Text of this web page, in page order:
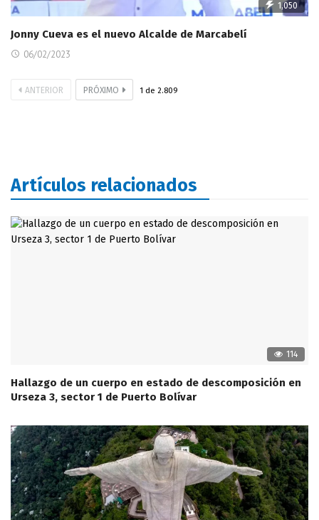
1,050
Jonny Cueva es el nuevo Alcalde de Marcabelí
06/02/2023
ANTERIOR PRÓXIMO 1 de 2.809
Artículos relacionados
114
Hallazgo de un cuerpo en estado de descomposición en
Urseza 3, sector 1 de Puerto Bolívar